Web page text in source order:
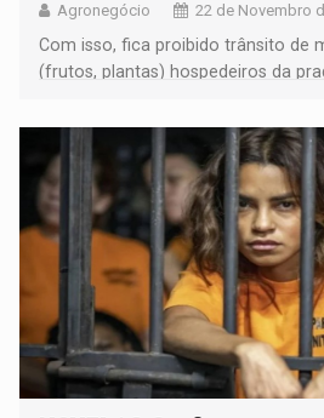
Agronegócio 22 de Novembro
Com isso, fica proibido trânsito de
(frutos, plantas) hospedeiros da